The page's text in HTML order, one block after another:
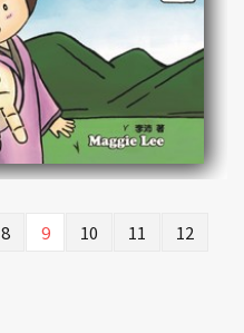
8 9 10 11
12